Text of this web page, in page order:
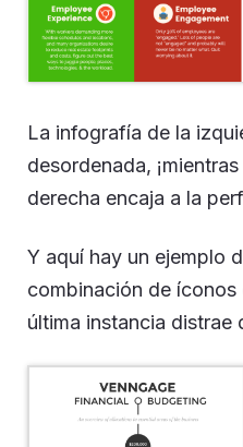
La infografía de la
desordenada,
derecha encaja a la
Y aquí hay un ejemplo
combinación de íconos
última instancia distrae